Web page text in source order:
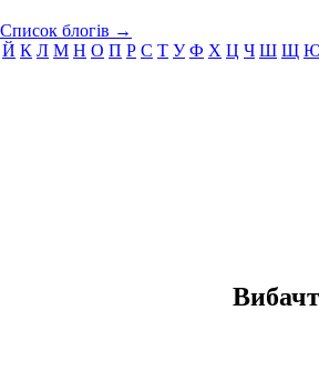
Список блогів →
Й К Л М Н О П Р С Т У Ф Х Ц Ч Ш Щ